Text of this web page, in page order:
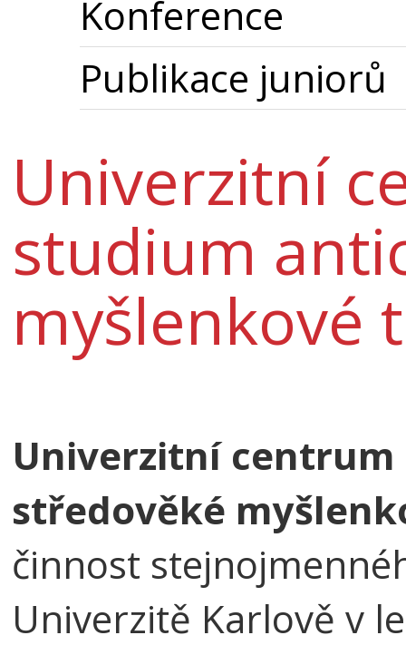
Konference
Publikace juniorů
Univerzitní
studium
myšlenkové
Univerzitní
středověké
činnost
Univerzitě Karlově v